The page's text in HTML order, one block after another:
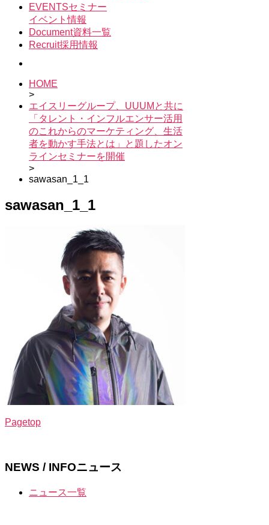
示
EVENTSセミナー
イベント情報
Document資料一覧
Recruit採用情報
HOME
>
エイスリーグループ、UUUMと共に
「タレント・インフルエンサー活用
のこれからのマーケティング、生活
者を動かす手法とは」と題したオン
ラインセミナーを開催
>
sawasan_1_1
sawasan_1_1
Pagetop
NEWS / INFOニュース
ニュース一覧